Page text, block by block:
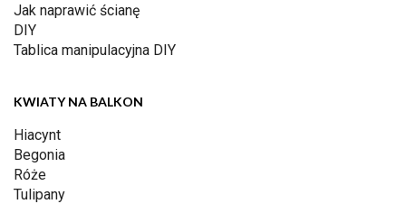
Jak naprawić ścianę
DIY
Tablica manipulacyjna DIY
KWIATY NA BALKON
Hiacynt
Begonia
Róże
Tulipany